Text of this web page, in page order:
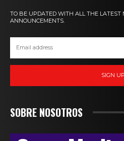
TO BE UPDATED WITH ALL THE LATEST
ANNOUNCEMENTS.
SIGN UP
SOBRE NOSOTROS